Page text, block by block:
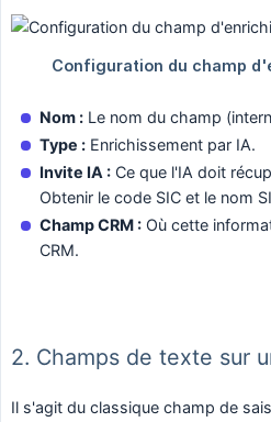
Nom : Le nom du champ
Type : Enrichissement par IA.
Invite IA : Ce que l'IA doit
Obtenir le code SIC et le nom
Champ CRM : Où cette
CRM.
2. Champs de texte sur
Il s'agit du classique champ de